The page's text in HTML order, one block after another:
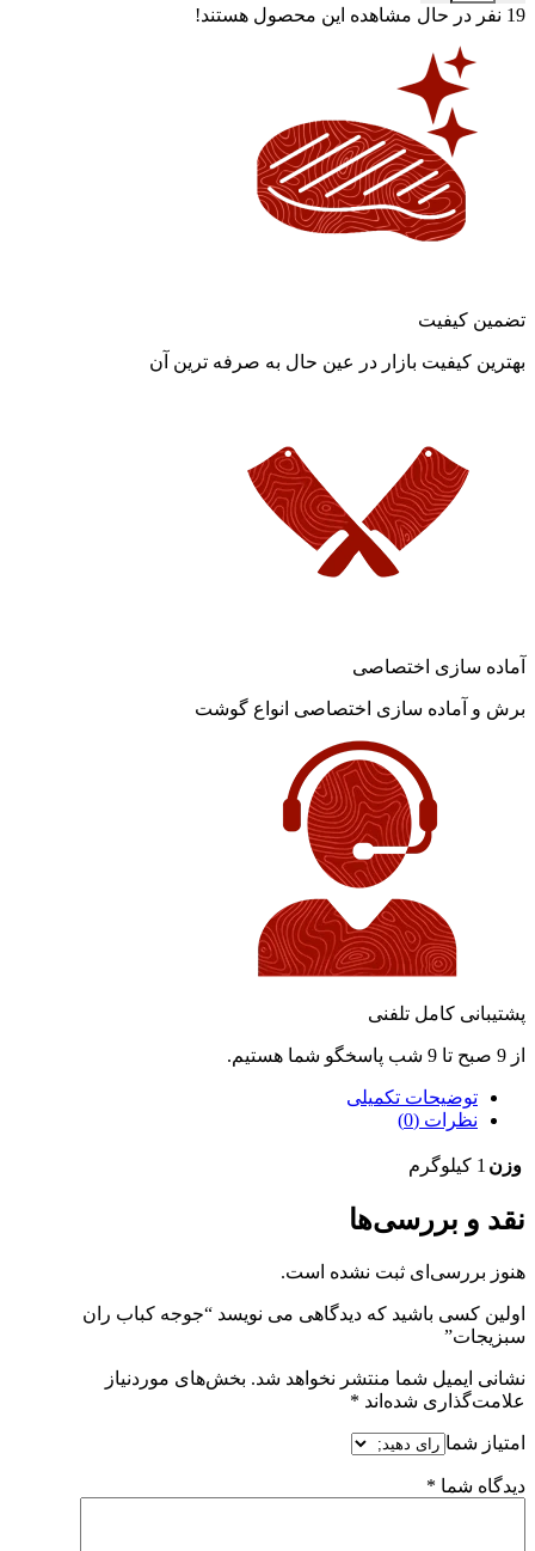
19 نفر در حال مشاهده این محصول هستند!
تضمین کیفیت
بهترین کیفیت بازار در عین حال به صرفه ترین آن
آماده سازی اختصاصی
برش و آماده سازی اختصاصی انواع گوشت
پشتیبانی کامل تلفنی
از 9 صبح تا 9 شب پاسخگو شما هستیم.
توضیحات تکمیلی
نظرات (0)
وزن 1 کیلوگرم
نقد و بررسی‌ها
هنوز بررسی‌ای ثبت نشده است.
اولین کسی باشید که دیدگاهی می نویسد “جوجه کباب ران
سبزیجات”
نشانی ایمیل شما منتشر نخواهد شد. بخش‌های موردنیاز
علامت‌گذاری شده‌اند *
امتیاز شما
دیدگاه شما *